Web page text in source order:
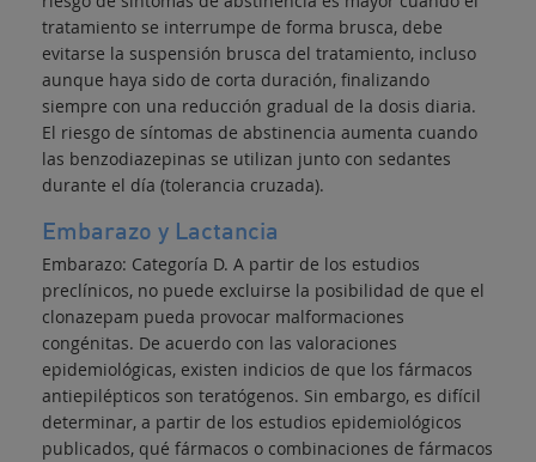
tratamiento se interrumpe de forma brusca, debe
evitarse la suspensión brusca del tratamiento, incluso
aunque haya sido de corta duración, finalizando
siempre con una reducción gradual de la dosis diaria.
El riesgo de síntomas de abstinencia aumenta cuando
las benzodiazepinas se utilizan junto con sedantes
durante el día (tolerancia cruzada).
Embarazo y Lactancia
Embarazo: Categoría D. A partir de los estudios
preclínicos, no puede excluirse la posibilidad de que el
clonazepam pueda provocar malformaciones
congénitas. De acuerdo con las valoraciones
epidemiológicas, existen indicios de que los fármacos
antiepilépticos son teratógenos. Sin embargo, es difícil
determinar, a partir de los estudios epidemiológicos
publicados, qué fármacos o combinaciones de fármacos